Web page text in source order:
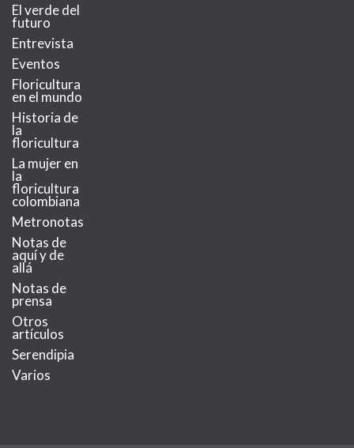
El verde del
futuro
Entrevista
Eventos
Floricultura
en el mundo
Historia de
la
floricultura
La mujer en
la
floricultura
colombiana
Metronotas
Notas de
aquí y de
allá
Notas de
prensa
Otros
artículos
Serendipia
Varios